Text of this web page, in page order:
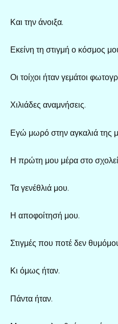
Και την άνοιξα.
Εκείνη τη στιγμή ο κόσμος
Οι τοίχοι ήταν γεμάτοι
Χιλιάδες αναμνήσεις.
Εγώ μωρό στην αγκαλιά της
Η πρώτη μου μέρα στο
Τα γενέθλιά μου.
Η αποφοίτησή μου.
Στιγμές που ποτέ δεν
Κι όμως ήταν.
Πάντα ήταν.